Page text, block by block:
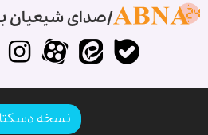
صدای شیعیان
نسخه